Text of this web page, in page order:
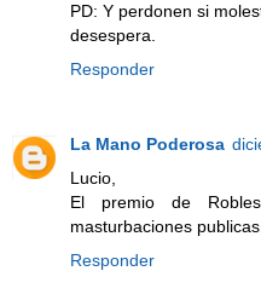
PD: Y perdonen si
desespera.
Responder
La Mano Poderosa
Lucio,
El premio de
masturbaciones
Responder